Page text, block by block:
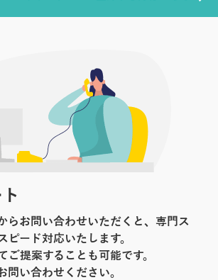
らお問い合わせいただくと、専門ス
ピード対応いたします。
ご提案することも可能です。
問い合わせください。